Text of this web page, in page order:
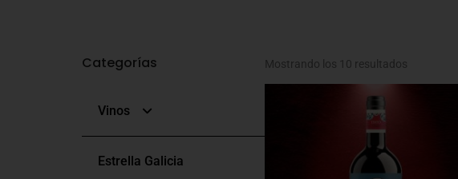
Categorías
Vinos
Blancos
Estrella Galicia
Mostrando los 10 resultados